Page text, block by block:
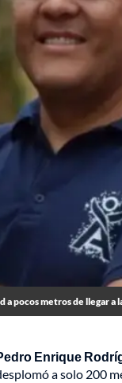
a pocos metros de llegar a
Enrique
a solo 200